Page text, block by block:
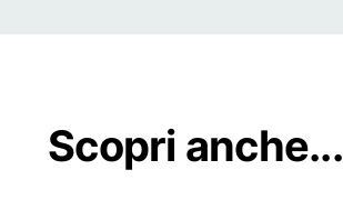
Scopri anche...